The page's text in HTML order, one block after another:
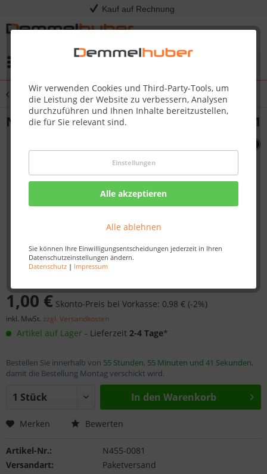
Kauf auf Rechnung
Wir verwenden Cookies und Third-Party-Tools, um
die Leistung der Website zu verbessern, Analysen
durchzuführen und Ihnen Inhalte bereitzustellen,
die für Sie relevant sind.
Einstellungen
Alle akzeptieren
Alle ablehnen
Sie können Ihre Einwilligungsentscheidungen jederzeit in Ihren
Datenschutzeinstellungen ändern.
Datenschutz| Impressum
Übersicht Sonstige Ersatzteile
NGZ 69 ORIFICE SPUD (66285) #N455-0081
1,00 € Skonto-Preis bei Vorkasse: 0,98 € (-2%)
inkl. MwSt. zzgl. Versandkosten
Artikel auf Lager - Lieferzeit 2-4 Tage*
Bestellen Sie innerhalb von 55 Stunden, 55 Minuten und 41 Sekunden,
damit die Bestellung Montag verschickt wird.
In den Warenkorb
Merken Bewerten
Artikel-Nr.:
N455-0081
Versandart:
Paketversand